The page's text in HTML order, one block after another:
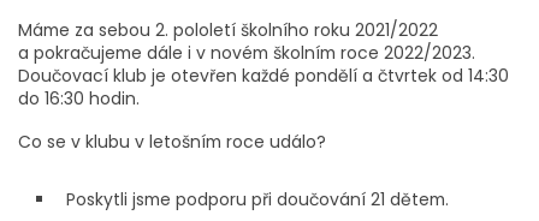
Máme za sebou 2. pololetí školního roku 2021/2022
a pokračujeme dále i v novém školním roce 2022/2023.
Doučovací klub je otevřen každé pondělí a čtvrtek od 14:30
do 16:30 hodin.
Co se v klubu v letošním roce událo?
Poskytli jsme podporu při doučování 21 dětem.